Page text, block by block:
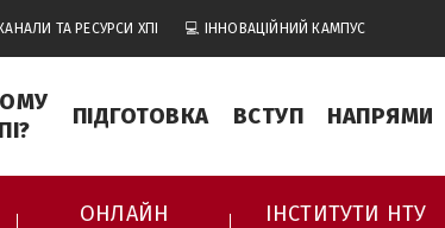
ТА РЕСУРСИ ХПІ 💻 ІННОВАЦІЙНИЙ КАМПУС
ПІДГОТОВКА ВСТУП НАПРЯМИ
ОНЛАЙН
ІНСТИТУТИ НТУ